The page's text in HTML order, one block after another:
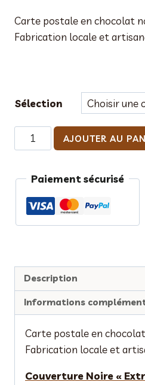
Carte postale en chocolat
Fabrication locale et
Sélection
quantité
de
postale
chocolat
AJOUTER AU
Paiement sécurisé
Description
Informations
Carte postale en
Fabrication locale et
Couverture Noire «